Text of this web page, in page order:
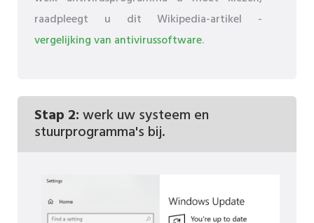
raadpleegt u dit Wikipedia-artikel -
vergelijking van antivirussoftware.
Stap 2:werk uw systeem en
stuurprogramma's bij.